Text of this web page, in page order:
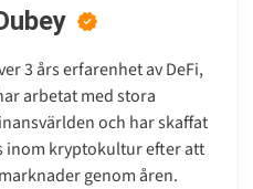
3 års erfarenhet av DeFi,
arbetat med stora
och har skaffat
inom kryptokultur efter att
genom åren.